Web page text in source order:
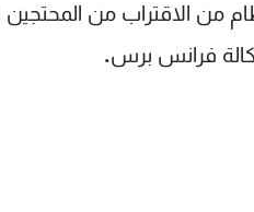
من الاقتراب من المحتجين
فرانس برس.